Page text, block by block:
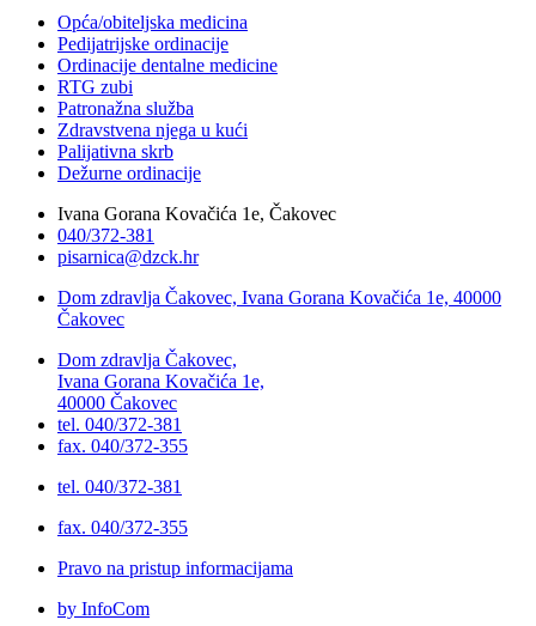
Opća/obiteljska medicina
Pedijatrijske ordinacije
Ordinacije dentalne medicine
RTG zubi
Patronažna služba
Zdravstvena njega u kući
Palijativna skrb
Dežurne ordinacije
Ivana Gorana Kovačića 1e, Čakovec
040/372-381
pisarnica@dzck.hr
Dom zdravlja Čakovec, Ivana Gorana Kovačića 1e, 40000
Čakovec
Dom zdravlja Čakovec,
Ivana Gorana Kovačića 1e,
40000 Čakovec
tel. 040/372-381
fax. 040/372-355
tel. 040/372-381
fax. 040/372-355
Pravo na pristup informacijama
by InfoCom